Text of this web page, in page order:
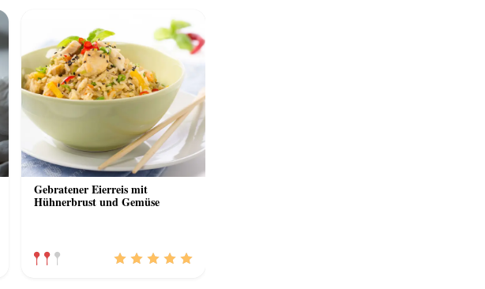
Gebratener Eierreis mit
Hühnerbrust und Gemüse